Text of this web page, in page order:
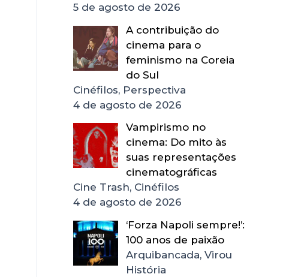
5 de agosto de 2026
A contribuição do
cinema para o
feminismo na Coreia
do Sul
Cinéfilos, Perspectiva
4 de agosto de 2026
Vampirismo no
cinema: Do mito às
suas representações
cinematográficas
Cine Trash, Cinéfilos
4 de agosto de 2026
‘Forza Napoli sempre!’:
100 anos de paixão
Arquibancada, Virou
História